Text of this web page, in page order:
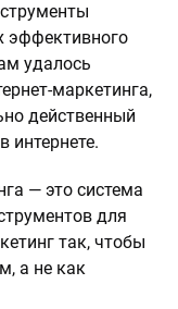
эффективного
удалось
маркетинга,
действенный
интернете.
— это система
для
так, чтобы
а не как